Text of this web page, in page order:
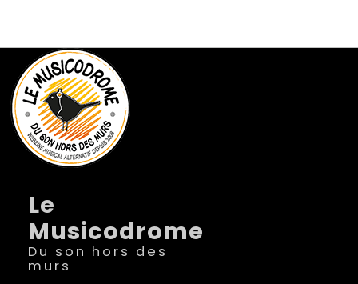
Le
Musicodrome
Du son hors des
murs